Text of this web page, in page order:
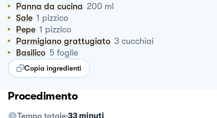
Panna da cucina 200 ml
Sale 1 pizzico
Pepe 1 pizzico
Parmigiano grattugiato 3 cucchiai
Basilico 5 foglie
Copia ingredienti
Procedimento
Tempo totale 33 minuti